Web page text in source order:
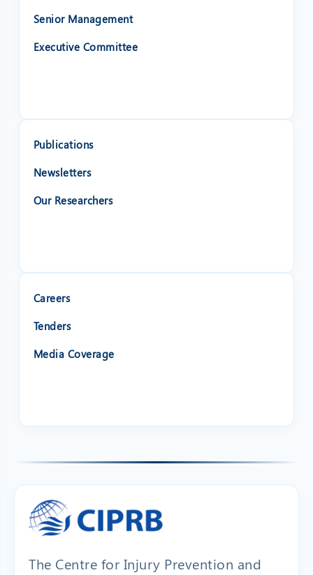
Senior Management
Executive Committee
Publications
Newsletters
Our Researchers
Careers
Tenders
Media Coverage
The Centre for Injury Prevention and